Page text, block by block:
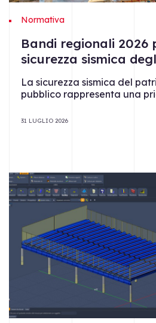
Normativa
Bandi regionali 2026
sicurezza sismica
La sicurezza sismica del
pubblico rappresenta una
31 LUGLIO 2026